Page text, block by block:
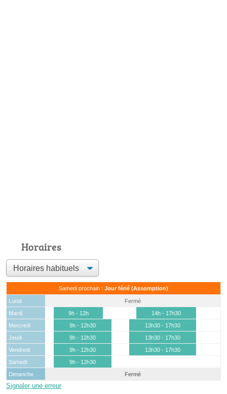
Horaires
Samedi prochain : Jour férié (Assomption)
Lundi
Fermé
Mardi
9h - 12h
14h - 17h30
Mercredi
9h - 12h30
13h30 - 17h30
Jeudi
9h - 12h30
13h30 - 17h30
Vendredi
9h - 12h30
13h30 - 17h30
Samedi
9h - 12h30
Dimanche
Fermé
Signaler une erreur